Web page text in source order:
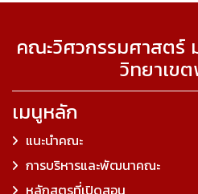
คณะวิศวกรรมศาสตร์
วิทยาเข
เมนูหลัก
แนะนำคณะ
การบริหารและพัฒนาคณะ
หลักสูตรที่เปิดสอน